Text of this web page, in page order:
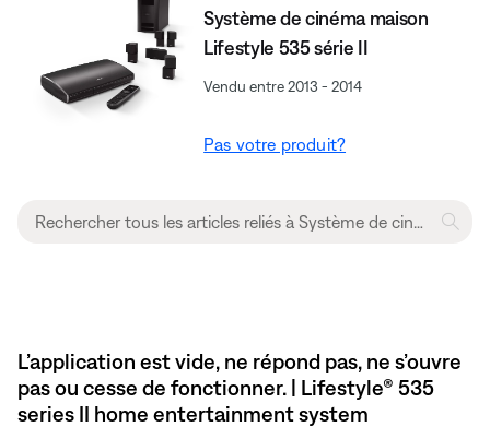
Système de cinéma maison
Lifestyle 535 série II
Vendu entre 2013 - 2014
Pas votre produit?
L’application est vide, ne répond pas, ne s’ouvre
pas ou cesse de fonctionner. | Lifestyle® 535
series II home entertainment system